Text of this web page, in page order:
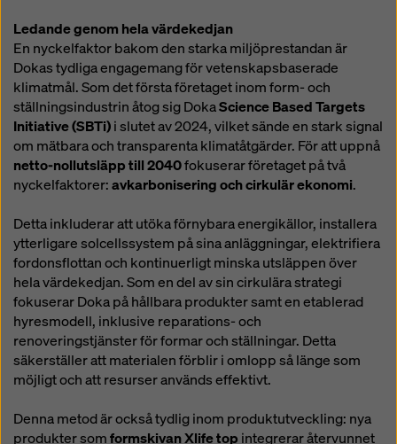
Ledande genom hela värdekedjan
En nyckelfaktor bakom den starka miljöprestandan är
Dokas tydliga engagemang för vetenskapsbaserade
klimatmål. Som det första företaget inom form- och
ställningsindustrin åtog sig DokaScience Based Targets
Initiative (SBTi)i slutet av 2024, vilket sände en stark signal
om mätbara och transparenta klimatåtgärder. För att uppnå
netto-nollutsläpp till 2040fokuserar företaget på två
nyckelfaktorer:avkarbonisering och cirkulär ekonomi.
Detta inkluderar att utöka förnybara energikällor, installera
ytterligare solcellssystem på sina anläggningar, elektrifiera
fordonsflottan och kontinuerligt minska utsläppen över
hela värdekedjan. Som en del av sin cirkulära strategi
fokuserar Doka på hållbara produkter samt en etablerad
hyresmodell, inklusive reparations- och
renoveringstjänster för formar och ställningar. Detta
säkerställer att materialen förblir i omlopp så länge som
möjligt och att resurser används effektivt.
Denna metod är också tydlig inom produktutveckling: nya
produkter somformskivan Xlife top integrerar återvunnet